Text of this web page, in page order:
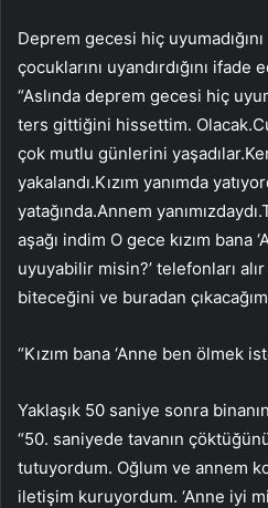
Deprem gecesi hiç
çocuklarını uyandırdığını ifade
“Aslında deprem gecesi hiç
ters gittiğini hissettim.
çok mutlu günlerini
yakalandı.Kızım yanımda
yatağında.Annem
aşağı indim O gece kızım bana
uyuyabilir misin?’ telefonları alır
biteceğini ve buradan
“Kızım bana ‘Anne ben ölmek
Yaklaşık 50 saniye sonra
“50. saniyede tavanın
tutuyordum. Oğlum ve annem
iletişim kuruyordum. ‘Anne iyi